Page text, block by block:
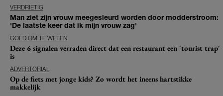
VERDRIETIG
Man ziet zijn vrouw meegesleurd worden door modderstroom:
'De laatste keer dat ik mijn vrouw zag'
GOED OM TE WETEN
Deze 6 signalen verraden direct dat een restaurant een 'tourist trap'
is
ADVERTORIAL
Op de fiets met jonge kids? Zo wordt het ineens hartstikke
makkelijk